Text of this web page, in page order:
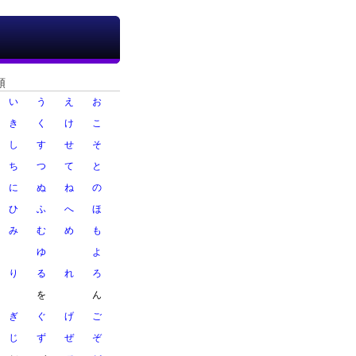
い う え
お
き く け
こ
し す せ
そ
ち つ て
と
に ぬ ね
の
ひ ふ へ
ほ
み む め
も
ゆ
よ
り る れ
ろ
を
ん
ぎ ぐ げ
ご
じ ず ぜ
ぞ